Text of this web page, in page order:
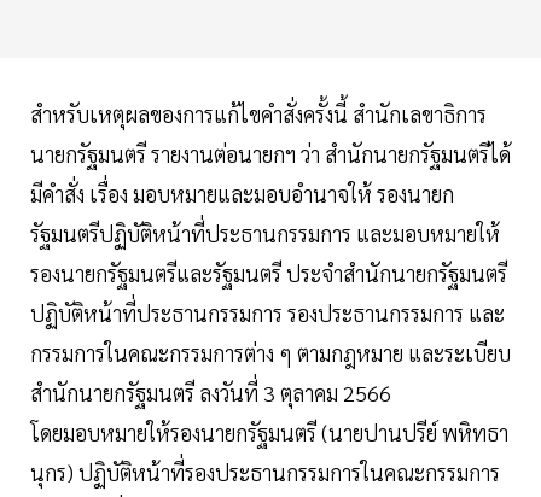
สำหรับเหตุผลของการแก้ไขคำสั่งครั้งนี้ สำนักเลขาธิการ
นายกรัฐมนตรี รายงานต่อนายกฯ ว่า สำนักนายกรัฐมนตรีได้
มีคำสั่ง เรื่อง มอบหมายและมอบอำนาจให้ รองนายก
รัฐมนตรีปฏิบัติหน้าที่ประธานกรรมการ และมอบหมายให้
รองนายกรัฐมนตรีและรัฐมนตรี ประจำสำนักนายกรัฐมนตรี
ปฏิบัติหน้าที่ประธานกรรมการ รองประธานกรรมการ และ
กรรมการในคณะกรรมการต่าง ๆ ตามกฎหมาย และระเบียบ
สำนักนายกรัฐมนตรี ลงวันที่ 3 ตุลาคม 2566
โดยมอบหมายให้รองนายกรัฐมนตรี (นายปานปรีย์ พหิทธา
นุกร) ปฏิบัติหน้าที่รองประธานกรรมการในคณะกรรมการ